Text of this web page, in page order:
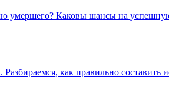
умершего? Каковы шансы на
как правильно составить